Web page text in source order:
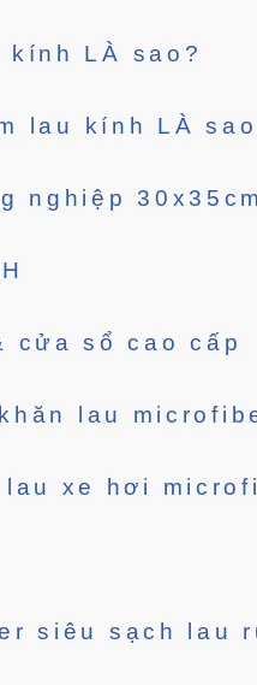
kính LÀ sao?
lau kính LÀ
nghiệp
cửa sổ cao cấp
lau
xe hơi
siêu sạch lau